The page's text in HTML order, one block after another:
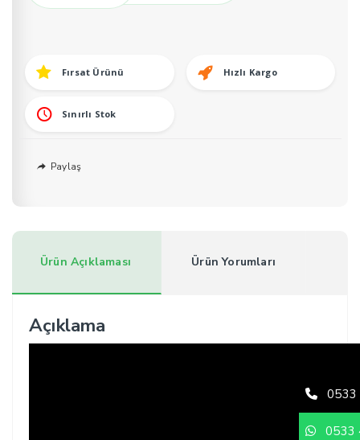
Merdiveni
adet
Fırsat Ürünü Hızlı Kargo
Sınırlı Stok
Paylaş
Ürün Açıklaması Ürün Yorumları
Açıklama
0533
0533